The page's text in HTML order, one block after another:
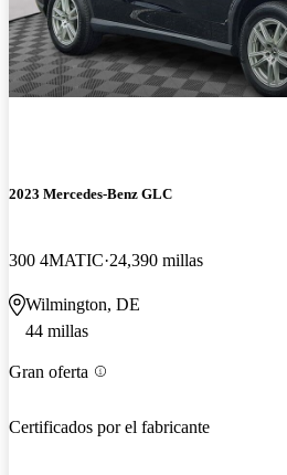
2023 Mercedes-Benz GLC
300 4MATIC 24,390 millas
Wilmington, DE
44 millas
Gran oferta
Certificados por el fabricante